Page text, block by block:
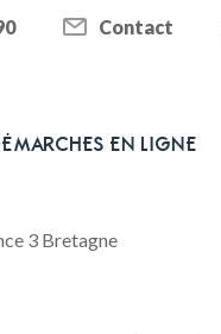
Contact
EN LIGNE
3 Bretagne